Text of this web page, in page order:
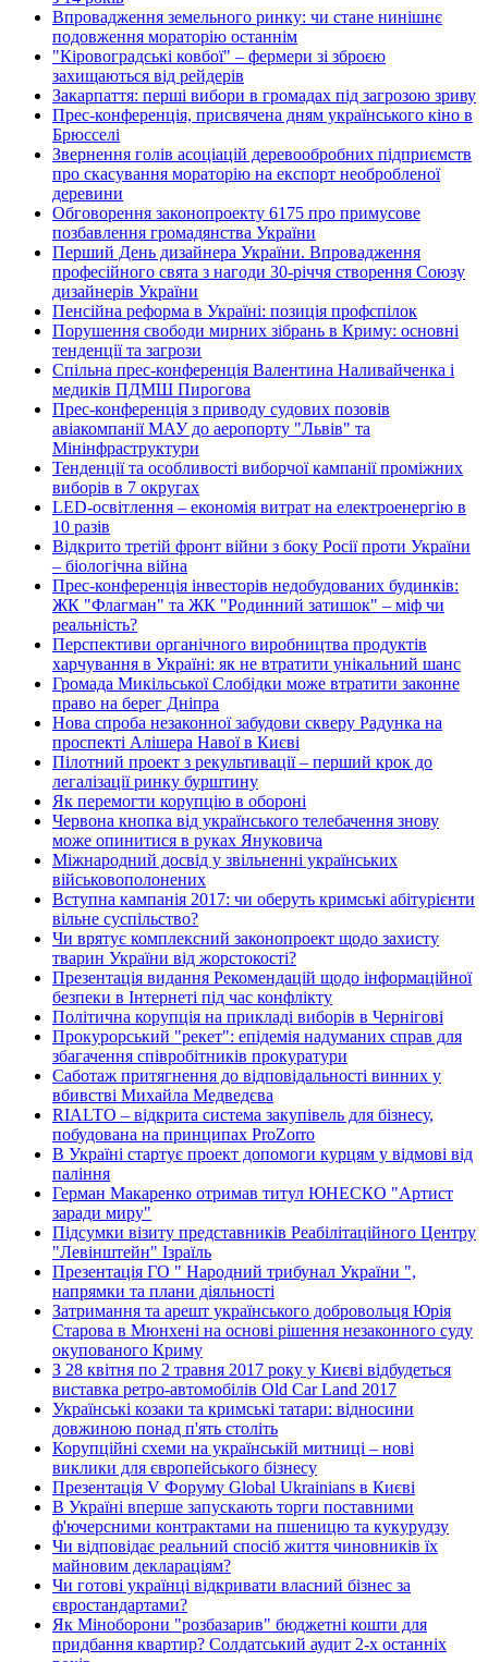
Впровадження земельного ринку: чи стане нинішнє
подовження мораторію останнім
"Кіровоградські ковбої" – фермери зі зброєю
захищаються від рейдерів
Закарпаття: перші вибори в громадах під загрозою зриву
Прес-конференція, присвячена дням українського кіно в
Брюсселі
Звернення голів асоціацій деревообробних підприємств
про скасування мораторію на експорт необробленої
деревини
Обговорення законопроекту 6175 про примусове
позбавлення громадянства України
Перший День дизайнера України. Впровадження
професійного свята з нагоди 30-річчя створення Союзу
дизайнерів України
Пенсійна реформа в Україні: позиція профспілок
Порушення свободи мирних зібрань в Криму: основні
тенденції та загрози
Спільна прес-конференція Валентина Наливайченка і
медиків ПДМШ Пирогова
Прес-конференція з приводу судових позовів
авіакомпанії МАУ до аеропорту "Львів" та
Мінінфраструктури
Тенденції та особливості виборчої кампанії проміжних
виборів в 7 округах
LED-освітлення – економія витрат на електроенергію в
10 разів
Відкрито третій фронт війни з боку Росії проти України
– біологічна війна
Прес-конференція інвесторів недобудованих будинків:
ЖК "Флагман" та ЖК "Родинний затишок" – міф чи
реальність?
Перспективи органічного виробництва продуктів
харчування в Україні: як не втратити унікальний шанс
Громада Микільської Слобідки може втратити законне
право на берег Дніпра
Нова спроба незаконної забудови скверу Радунка на
проспекті Алішера Навої в Києві
Пілотний проект з рекультивації – перший крок до
легалізації ринку бурштину
Як перемогти корупцію в обороні
Червона кнопка від українського телебачення знову
може опинитися в руках Януковича
Міжнародний досвід у звільненні українських
військовополонених
Вступна кампанія 2017: чи оберуть кримські абітурієнти
вільне суспільство?
Чи врятує комплексний законопроект щодо захисту
тварин України від жорстокості?
Презентація видання Рекомендацій щодо інформаційної
безпеки в Інтернеті під час конфлікту
Політична корупція на прикладі виборів в Чернігові
Прокурорський "рекет": епідемія надуманих справ для
збагачення співробітників прокуратури
Саботаж притягнення до відповідальності винних у
вбивстві Михайла Медведєва
RIALTO – відкрита система закупівель для бізнесу,
побудована на принципах ProZorro
В Україні стартує проект допомоги курцям у відмові від
паління
Герман Макаренко отримав титул ЮНЕСКО "Артист
заради миру"
Підсумки візиту представників Реабілітаційного Центру
"Левінштейн" Ізраїль
Презентація ГО " Народний трибунал України ",
напрямки та плани діяльності
Затримання та арешт українського добровольця Юрія
Старова в Мюнхені на основі рішення незаконного суду
окупованого Криму
З 28 квітня по 2 травня 2017 року у Києві відбудеться
виставка ретро-автомобілів Old Car Land 2017
Українські козаки та кримські татари: відносини
довжиною понад п'ять століть
Корупційні схеми на українській митниці – нові
виклики для європейського бізнесу
Презентація V Форуму Global Ukrainians в Києві
В Україні вперше запускають торги поставними
ф'ючерсними контрактами на пшеницю та кукурудзу
Чи відповідає реальний спосіб життя чиновників їх
майновим деклараціям?
Чи готові українці відкривати власний бізнес за
євростандартами?
Як Міноборони "розбазарив" бюджетні кошти для
придбання квартир? Солдатський аудит 2-х останніх